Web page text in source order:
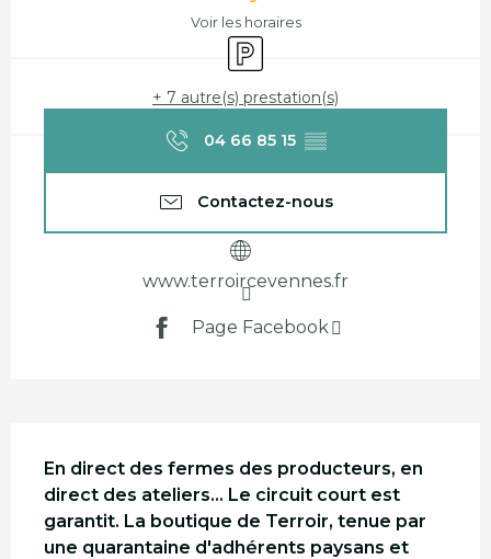
Voir les horaires
Parking
+ 7 autre(s) prestation(s)
04 66 85 15 ▒▒
Contactez-nous
www.terroircevennes.fr
Page Facebook
Description
En direct des fermes des producteurs, en
direct des ateliers… Le circuit court est
garantit. La boutique de Terroir, tenue par
une quarantaine d'adhérents paysans et